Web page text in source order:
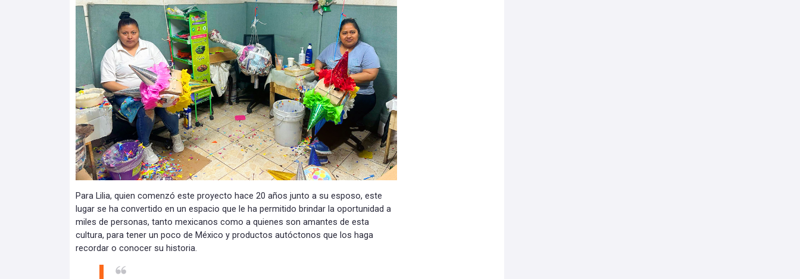
Para Lilia, quien comenzó este proyecto hace 20 años junto a su esposo, este
lugar se ha convertido en un espacio que le ha permitido brindar la oportunidad a
miles de personas, tanto mexicanos como a quienes son amantes de esta
cultura, para tener un poco de México y productos autóctonos que los haga
recordar o conocer su historia.